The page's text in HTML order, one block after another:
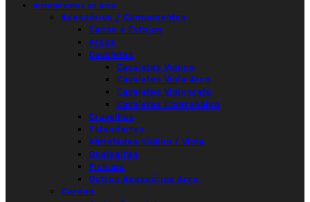
Instrumentos de Arco
Acessórios / Componentes
Sacos e Estojos
Arcos
Cavaletes
Cavaletes Violino
Cavaletes Viola Arco
Cavaletes Violoncelo
Cavaletes Contrabaixo
Cravelhas
Estandartes
Almofadas Violino / Viola
Queixeiras
Pickups
Outros Acessórios Arco
Cordas